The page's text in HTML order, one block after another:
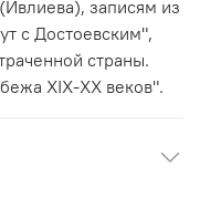
, записям из
с Достоевским",
страны.
XIX-XX веков".